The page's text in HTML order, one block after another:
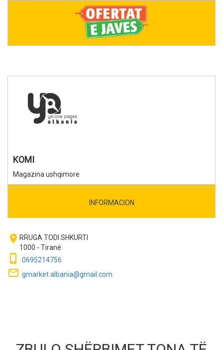
KOMI
Magazina ushqimore
INFORMACION
room RRUGA TODI SHKURTI
1000 - Tiranë
phone_iphone 0695214756
mail_outline gmarket.albania@gmail.com